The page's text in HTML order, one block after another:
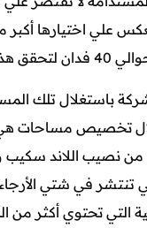
علي اختيارها
الفريد.
باستغلال تلك
تخصيص مساحات هي
من نصيب اللاند سكيب
تنتشر في شتي
التي تحتوي أكثر من